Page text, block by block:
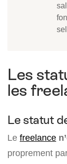
Les
les
Le statut
Le freelance
proprement